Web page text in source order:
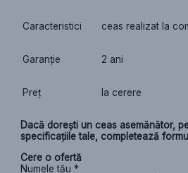
Caracteristici ceas realizat la
Garanție 2 ani
Preț la cerere
Dacă dorești un ceas asemănător,
specificațiile tale, completează
Cere o ofertă
Numele tău*